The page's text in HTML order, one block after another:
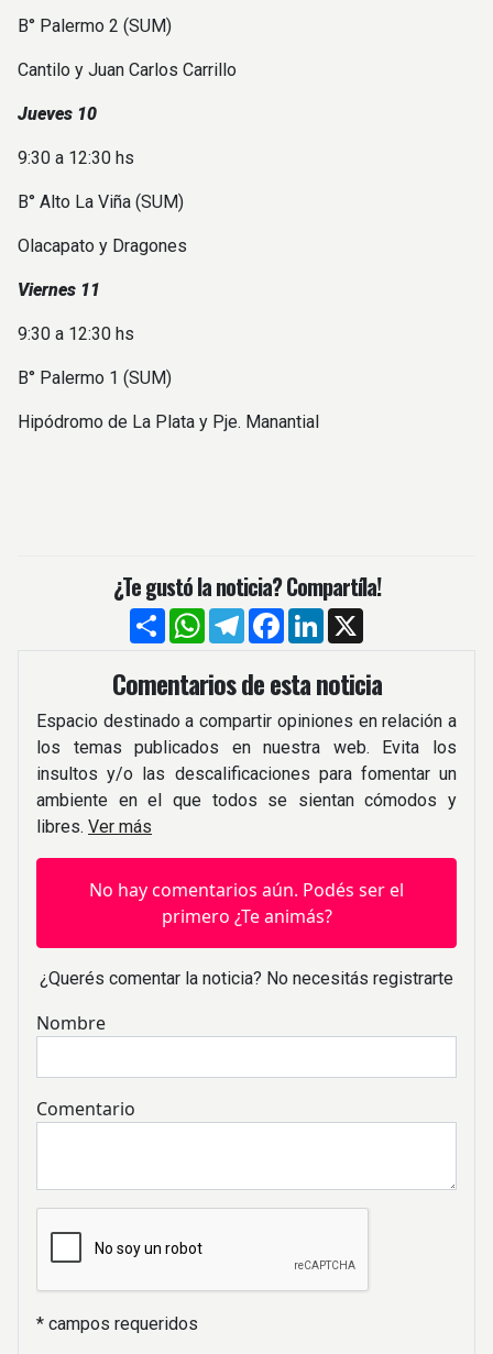
B° Palermo 2 (SUM)
Cantilo y Juan Carlos Carrillo
Jueves 10
9:30 a 12:30 hs
B° Alto La Viña (SUM)
Olacapato y Dragones
Viernes 11
9:30 a 12:30 hs
B° Palermo 1 (SUM)
Hipódromo de La Plata y Pje. Manantial
¿Te gustó la noticia? Compartíla!
CompartirWhatsApp
TelegramFacebook
LinkedIn
Comentarios de esta noticia
Espacio destinado a compartir opiniones en relación a
los temas publicados en nuestra web. Evita los
insultos y/o las descalificaciones para fomentar un
ambiente en el que todos se sientan cómodos y
libres. Ver más
No hay comentarios aún. Podés ser el
primero ¿Te animás?
¿Querés comentar la noticia? No necesitás registrarte
Nombre
Comentario
* campos requeridos